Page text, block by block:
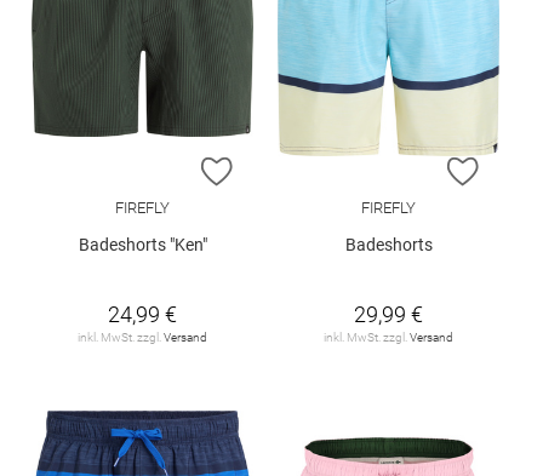
ZUR WUNSCHLISTE HINZUFÜGEN
FIREFLY
Badeshorts "Ken"
24,99 €
inkl. MwSt. zzgl. Versand
ZUR
FIREFLY
Badeshorts
29,99 €
inkl. MwSt. zzgl. Versand